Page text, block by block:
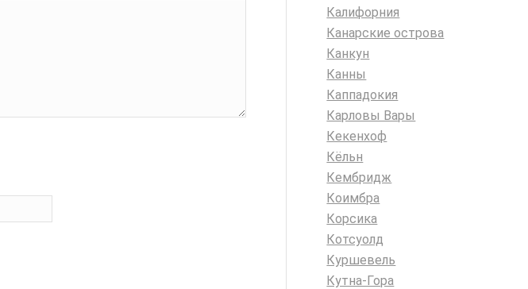
Калифорния
Канарские острова
Канкун
Канны
Каппадокия
Карловы Вары
Кекенхоф
Кёльн
Кембридж
Коимбра
Корсика
Котсуолд
Куршевель
Кутна-Гора